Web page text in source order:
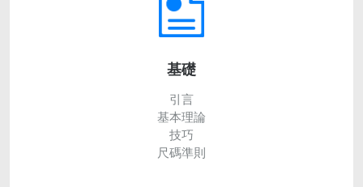
基礎
引言
基本理論
技巧
尺碼準則